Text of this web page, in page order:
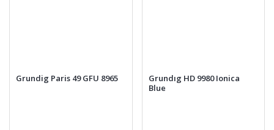
Grundig Paris 49 GFU 8965
Grundıg HD 9980 Ionica
Blue